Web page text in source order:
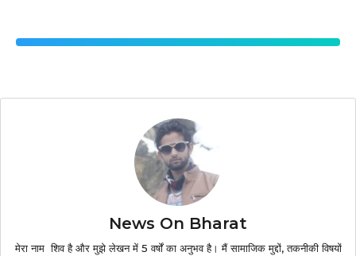
News On Bharat
मेरा नाम शिव है और मुझे लेखन में 5 वर्षों का अनुभव है। मैं सामाजिक मुद्दों, तकनीकी विषयों